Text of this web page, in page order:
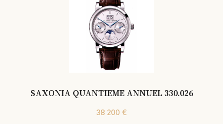
SAXONIA QUANTIEME ANNUEL 330.026
38 200 €